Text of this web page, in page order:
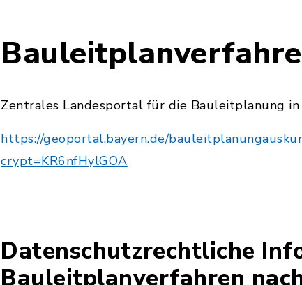
Zentrales Landesportal für die Bauleitplanung in
https://geoportal.bayern.de/
crypt=KR6nfHylGOA
Datenschutzrechtliche
Bauleitplanverfahren